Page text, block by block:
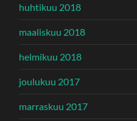
huhtikuu 2018
maaliskuu 2018
helmikuu 2018
joulukuu 2017
marraskuu 2017